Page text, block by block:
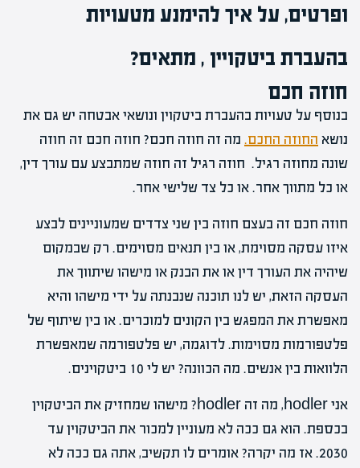
ופרטים, על איך להימנע מטעויות
בהעברת ביטקויין , מתאים?
חוזה חכם
בנוסף על טעויות בהעברת ביטקוין ונושאי אבטחה יש גם את
נושא החוזה החכם. מה זה חוזה חכם? חוזה חכם זה חוזה
שונה מחוזה רגיל. חוזה רגיל זה חוזה שמתבצע עם עורך דין,
או כל מתווך אחר. או כל צד שלישי אחר.
חוזה חכם זה בעצם חוזה בין שני צדדים שמעוניינים לבצע
איזו עסקה מסוימת, או בין תנאים מסוימים. רק שבמקום
שיהיה את העורך דין או את הבנק או מישהו שיתווך את
העסקה הזאת, יש לנו תוכנה שנבנתה על ידי מישהו והיא
מאפשרת את המפגש בין הקונים למוכרים. או בין שיתוף של
פלטפורמות מסוימות. לדוגמה, יש פלטפורמה שמאפשרת
הלוואות בין אנשים. מה הכוונה? יש לי 10 ביטקוינים.
אני hodler, מה זה hodler? מישהו שמחזיק את הביטקוין
בכספת. הוא גם ככה לא מעוניין למכור את הביטקוין עד
2030. אז מה יקרה? אומרים לו תקשיב, אתה גם ככה לא